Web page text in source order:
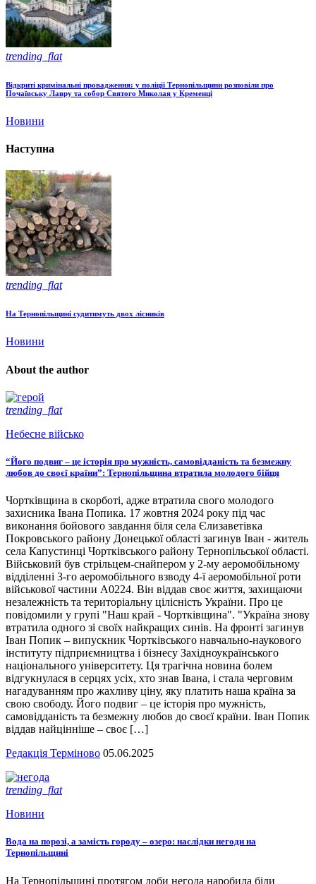
trending_flat
Відкриті кримінальні провадження: у поліції Тернопільщини розповіли про
Почаївську Лавру та собор Святого Миколая у Кременці
Новини
Наступна
trending_flat
На Тернопільщині судитимуть двох лісників
Новини
About the author
trending_flat
Небесне військо
“Його подвиг – це історія про мужність, самовідданість та безмежну
любов до своєї країни”: Тернопільщина втратила молодого бійця
Чортківщина в скорботі, адже втратила свого молодого
захисника Івана Попика. 17 жовтня 2024 року під час
виконання бойового завдання біля села Єлизаветівка
Покровського району Донецької області загинув Іван - житель
села Капустинці Чортківського району Тернопільської області.
Військовий був стрільцем-снайпером у 2-му аеромобільному
відділенні 3-го аеромобільного взводу 4-ї аеромобільної роти
військової частини А0224. Він віддав своє життя, захищаючи
незалежність та територіальну цілісність України. Про це
повідомили у групі "Наш край - Чортківщина". "Україна знову
втратила одного зі своїх найкращих синів. На фронті загинув
Іван Попик – випускник Чортківського навчально-наукового
інституту підприємництва і бізнесу Західноукраїнського
національного університету. Ця трагічна новина болем
відгукнулася в серцях усіх, хто знав Івана, і стала черговим
нагадуванням про жахливу ціну, яку платить наша країна за
свою свободу. Його подвиг – це історія про мужність,
самовідданість та безмежну любов до своєї країни. Іван Попик
віддав найцінніше – своє […]
Редакція Терміново 05.06.2025
trending_flat
Новини
Вода на порозі, а замість городу – озеро: наслідки негоди на
Тернопільщині
На Тернопільщині протягом доби негода наробила біди